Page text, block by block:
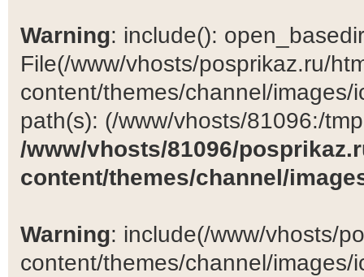
Warning: include():
File(/www/vhosts/posprikaz.ru/
content/themes/channel/
path(s): (/www/vhosts/81096:/
/www/vhosts/81096/
content/themes/channel/
Warning: include(/www/vhosts/
content/themes/channel/